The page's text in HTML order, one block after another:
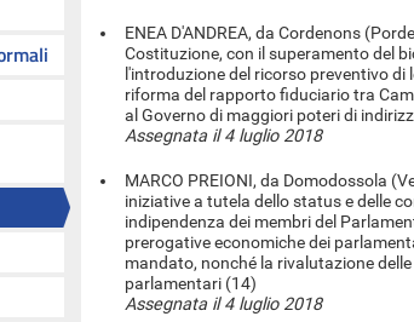
ENEA D'ANDREA, da Cordenons
Costituzione, con il superamento del
l'introduzione del ricorso preventivo
riforma del rapporto fiduciario tra
al Governo di maggiori poteri di
Assegnata il 4 luglio 2018
MARCO PREIONI, da Domodossola
iniziative a tutela dello status e delle
indipendenza dei membri del
prerogative economiche dei
mandato, nonché la rivalutazione
parlamentari (14)
Assegnata il 4 luglio 2018